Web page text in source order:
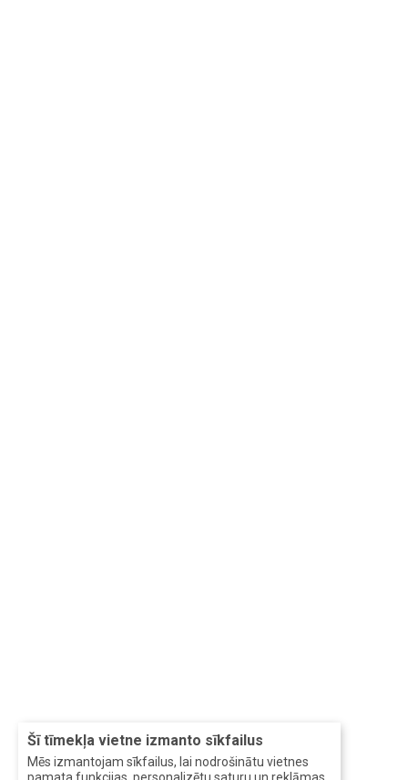
Šī tīmekļa vietne izmanto sīkfailus
Mēs izmantojam sīkfailus, lai nodrošinātu vietnes